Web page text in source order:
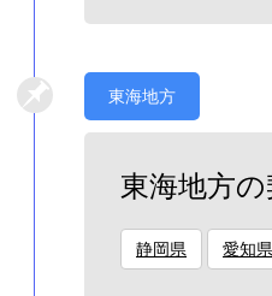
東海地方
東海地方
静岡県 愛知県